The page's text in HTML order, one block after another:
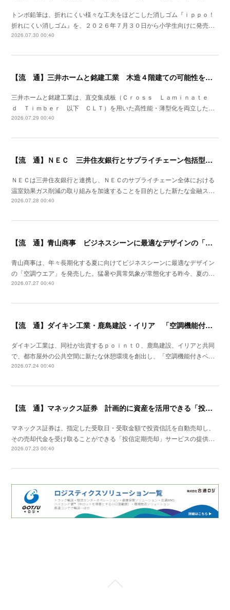
トンボ鉛筆は、折れにくい様々な工夫をほどこした消しゴム『ｉｐｐｏ！
折れにくい消しゴム』を、２０２６年７月３０日から小学生向けに発売…
2026.07.30 00:40
【流 通】三井ホームと銘建工業 木造４階建ての可能性を広げる遮音床構造を開発
三井ホームと銘建工業は、直交集成板（Ｃｒｏｓｓ Ｌａｍｉｎａｔｅ
ｄ Ｔｉｍｂｅｒ 以下 ＣＬＴ）を用いた高性能・薄型化を両立した…
2026.07.29 00:40
【流 通】ＮＥＣ 三井住友銀行とサプライチェーン包括型のファイナンススキーム策定
ＮＥＣは三井住友銀行と連携し、ＮＥＣのサプライチェーン全体における
温室効果ガス削減の取り組みを加速することを目的とした新たな金融ス…
2026.07.28 00:40
【流 通】青山商事 ビジネスシーンに最適なデザインの「空調ウエア」発売
青山商事は、年々長期化する夏に向けてビジネスシーンに最適なデザイン
の「空調ウエア」を発売した。猛暑や異常気象が常態化する昨今、夏の…
2026.07.27 00:40
【流 通】ダイキン工業・鹿島建設・イリア 「空調機能付きベンチ」の事業性を検証
ダイキン工業は、同社が出資するｐｏｉｎｔ０、鹿島建設、イリアと共同
で、都市屋外の公共空間に新たな休憩環境を創出し、「空調機能付きベ…
2026.07.24 00:40
【流 通】マネックス証券 計画的に資産を活用できる「投信定期売却」の提供開始
マネックス証券は、指定した受取日・受取金額で投資信託を自動売却し、
その売却代金を受け取ることができる「投信定期売却」サービスの提供…
2026.07.23 00:40